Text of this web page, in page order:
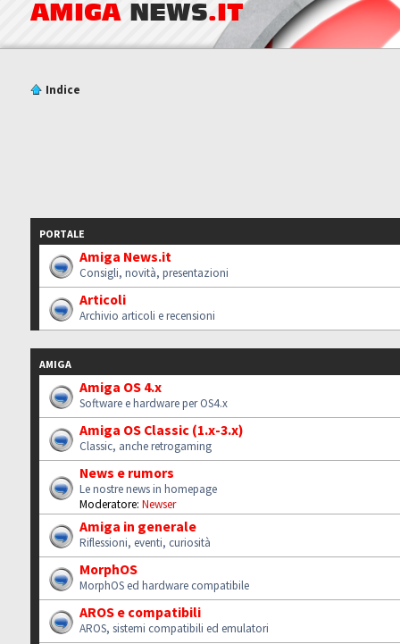
AMIGA NEWS.IT
Indice
PORTALE
Amiga News.it
Consigli, novità, presentazioni
Articoli
Archivio articoli e recensioni
AMIGA
Amiga OS 4.x
Software e hardware per OS4.x
Amiga OS Classic (1.x-3.x)
Classic, anche retrogaming
News e rumors
Le nostre news in homepage
Moderatore: Newser
Amiga in generale
Riflessioni, eventi, curiosità
MorphOS
MorphOS ed hardware compatibile
AROS e compatibili
AROS, sistemi compatibili ed emulatori